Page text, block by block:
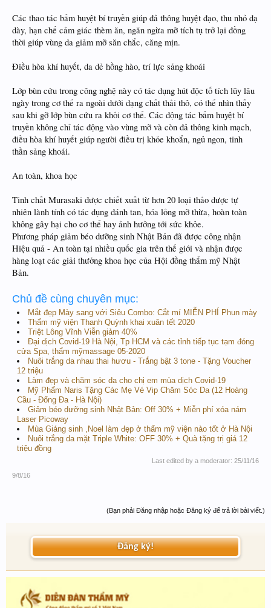
Các thao tác bấm huyệt bí truyền giúp đả thông huyệt đạo, thu nhỏ dạ
dày, hạn chế cảm giác thèm ăn, ngăn ngừa mỡ tích tụ trở lại đồng
thời giúp vùng da giảm mỡ săn chắc, căng mịn.
Điều hòa khí huyết, da dẻ hồng hào, trí lực sảng khoái
Lớp bùn cứu trong công nghệ này có tác dụng hút độc tố tích lũy lâu
ngày trong cơ thể ra ngoài dưới dạng chất thải thô, có thể nhìn thấy
sau khi gỡ lớp bùn cứu ra khỏi cơ thể. Các động tác bấm huyệt bí
truyền không chỉ tác động vào vùng mỡ và còn đả thông kinh mạch,
điều hòa khí huyết giúp người điều trị khỏe khoắn, ngủ ngon, tinh
thần sảng khoái.
An toàn, khoa học
Tinh chất Murasaki được chiết xuất từ hơn 20 loại thảo dược tự
nhiên lành tính có tác dụng đánh tan, hóa lỏng mỡ thừa, hoàn toàn
không gây hại cho cơ thể hay ảnh hưởng tới sức khỏe.
Phương pháp giảm béo dưỡng sinh Nhật Bản đã được công nhận
Hiệu quả - An toàn tại nhiều quốc gia trên thế giới và nhận được
hàng loạt các giải thưởng khoa học của Hội đồng thẩm mỹ Nhật
Bản.
Chủ đề cùng chuyên mục:
Mắt đẹp Mày sang với Siêu Combo: Cắt mí MIỄN PHÍ Phun mày
Thẩm mỹ viện Thanh Quỳnh khai xuân tết 2020
Triệt Lông Vĩnh Viễn giảm 40%
Đại dịch Covid-19 Hà Nội, Tp HCM và các tỉnh tiếp tục tạm đóng
cửa Spa, thẩm mỹmassage 05-2020
Nuôi trắng da nhau thai hươu - Trắng bật 3 tone - Tặng Voucher
12 triệu
Làm đẹp và chăm sóc da cho chị em mùa dịch Covid-19
Mỹ Phẩm Naris Tặng Các Mẹ Vé Vip Chăm Sóc Da (12 Hoàng
Cầu - Đống Đa - Hà Nội)
Giảm béo dưỡng sinh Nhật Bản: Off 30% + Miễn phí xóa nám
Laser Picoway
Mùa Giáng sinh ,Noel làm đẹp ở thẩm mỹ viện nào tốt ở Hà Nội
Nuôi trắng da mặt Triple White: OFF 30% + Quà tặng trị giá 12
triệu đồng
Last edited by a moderator: 25/11/16
9/8/16
(Bạn phải Đăng nhập hoặc Đăng ký để trả lời bài viết.)
Đăng ký!